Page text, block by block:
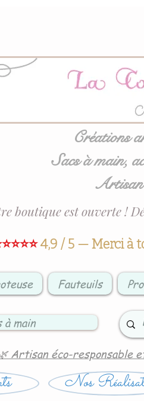
Créations
Sacs à main,
Artisan
4,9 / 5 — Merci à
boutique est ouverte !
Fauteuils
à main
Artisan éco-responsable
Nos